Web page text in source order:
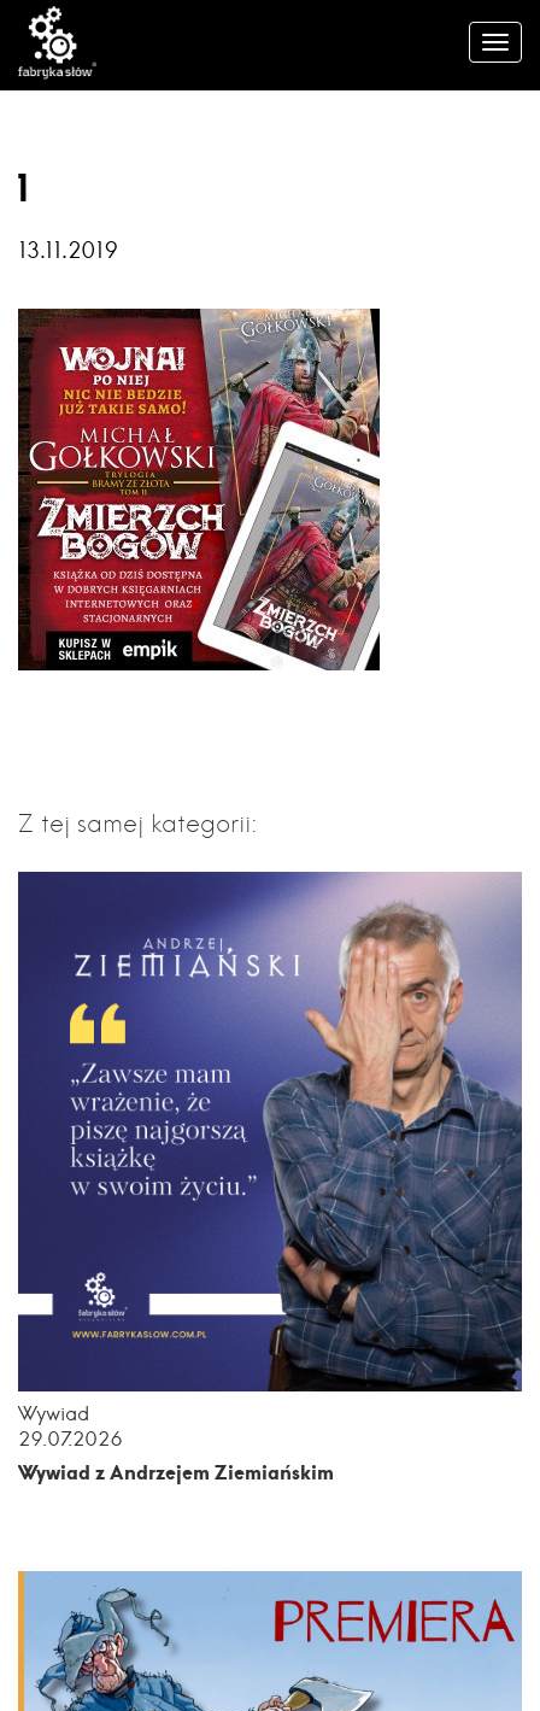
1
13.11.2019
Z tej samej kategorii:
Wywiad
29.07.2026
Wywiad z Andrzejem Ziemiańskim